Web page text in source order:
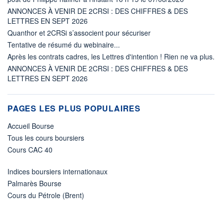
ANNONCES À VENIR DE 2CRSI : DES CHIFFRES & DES
LETTRES EN SEPT 2026
Quanthor et 2CRSi s’associent pour sécuriser
Tentative de résumé du webinaire...
Après les contrats cadres, les Lettres d'intention ! Rien ne va plus.
ANNONCES À VENIR DE 2CRSI : DES CHIFFRES & DES
LETTRES EN SEPT 2026
PAGES LES PLUS POPULAIRES
Accueil Bourse
Tous les cours boursiers
Cours CAC 40
Indices boursiers internationaux
Palmarès Bourse
Cours du Pétrole (Brent)